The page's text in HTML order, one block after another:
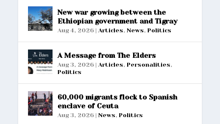
New war growing between the
Ethiopian government and Tigray
Aug 4, 2026 |Articles,News,Politics
A Message from The Elders
Aug 3, 2026 |Articles,Personalities,
Politics
60,000 migrants flock to Spanish
enclave of Ceuta
Aug 3, 2026 |News,Politics